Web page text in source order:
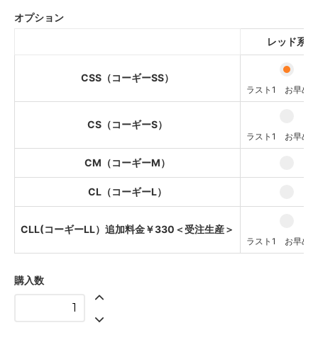
ラスト1 お早めに！
レッド系
3,900円(税込4,290円)
レッド系
4,200円(税込4,620円)
オプション
レッド系
CSS（コーギーSS）
ラスト1 お早め
CS（コーギーS）
ラスト1 お早め
CM（コーギーM）
CL（コーギーL）
CLL(コーギーLL）追加料金￥330＜受注生産＞
ラスト1 お早め
購入数